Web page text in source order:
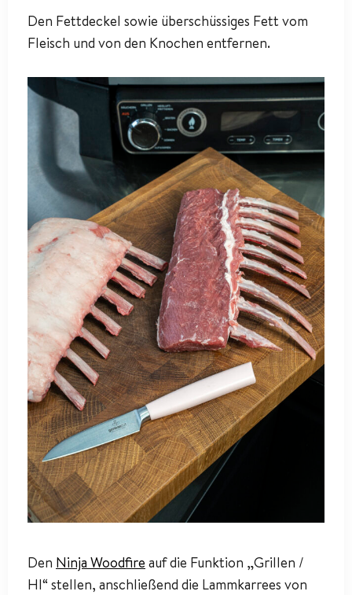
Den Fettdeckel sowie überschüssiges Fett vom
Fleisch und von den Knochen entfernen.
Den Ninja Woodfire auf die Funktion „Grillen /
HI“ stellen, anschließend die Lammkarrees von